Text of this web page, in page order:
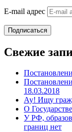
E-mail адрес
Подписаться
Свежие
18.03.2018
Ау! Ищу
О
У РФ,
границ нет